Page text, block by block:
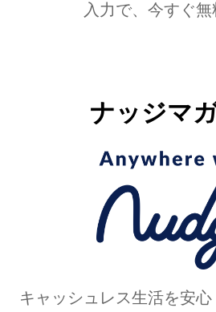
入力で、今すぐ無
ナッジマ
キャッシュレス生活を安心